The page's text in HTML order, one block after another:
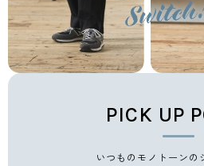
PICK UP
いつものモノトーンの